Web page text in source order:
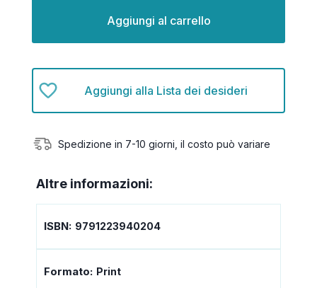
Aggiungi alla Lista dei desideri
Spedizione in 7-10 giorni, il costo può variare
Altre informazioni:
ISBN: 9791223940204
Formato: Print